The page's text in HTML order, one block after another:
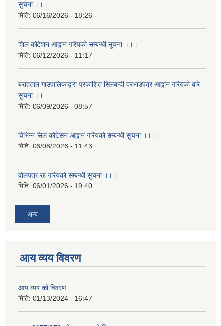
सुचना ।।।
मिति: 06/16/2026 - 18:26
शिल कोटेशन आह्वान गरियको सम्बन्धी सुचना ।।।
मिति: 06/12/2026 - 11:17
बराहताल गाउपालिकाद्वारा प्रकाशित सिलबन्दी दरभाउपत्र आह्वान गरियको बारे
सुचना ।।
मिति: 06/09/2026 - 08:57
विभिन्न सिल कोटेसन आह्वान गरियको सम्बन्धी सुचना ।।।
मिति: 06/08/2026 - 11:43
वोलपत्र रद्द गरियको सम्बन्धी सुचना ।।।
मिति: 06/01/2026 - 19:40
अन्य
आय व्यय विवरण
आय ब्यय को विवरण
मिति: 01/13/2024 - 16:47